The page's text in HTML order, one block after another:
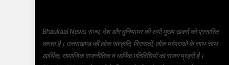
Bhaukaal News राज्य, देश और दुनियाभर की सभी मुख्य खबरों को प्रसारित
करता है। उत्तराखण्ड की लोक संस्कृति, विरासतों, लोक परंपराओ के साथ-साथ
आर्थिक, सामाजिक राजनीतिक व धार्मिक गतिविधियों का सजग प्रहरी है।